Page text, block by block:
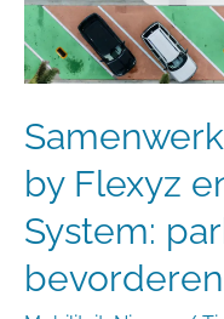
by Flexyz
System:
City
System:
parkeersensoren
de